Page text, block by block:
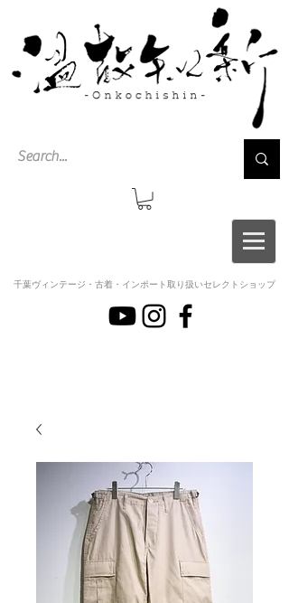
千葉ヴィンテージ・古着・インポート取り扱いセレクトショップ